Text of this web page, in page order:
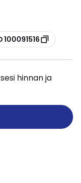
hinnan ja